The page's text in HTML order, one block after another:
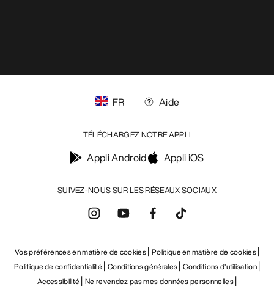
SUIVEZ-NOUS SUR LES RÉSEAUX SOCIAUX
FR Aide
TÉLÉCHARGEZ NOTRE APPLI
Appli Android Appli iOS
Vos préférences en matière de cookies Politique en matière de cookies
Politique de confidentialité Conditions générales Conditions d’utilisation
Accessibilité Ne revendez pas mes données personnelles